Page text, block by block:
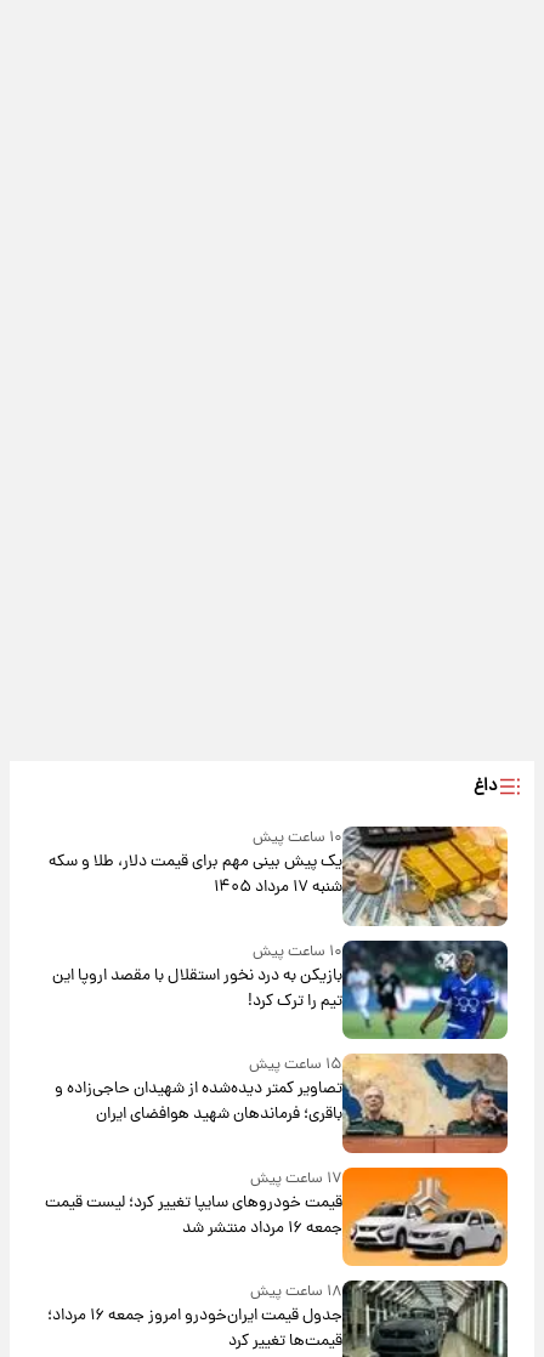
داغ
۱۰ ساعت پیش
یک پیش ‌بینی مهم برای قیمت دلار، طلا و سکه
شنبه ۱۷ مرداد ۱۴۰۵
۱۰ ساعت پیش
بازیکن به درد نخور استقلال با مقصد اروپا این
تیم را ترک کرد!
۱۵ ساعت پیش
تصاویر کمتر دیده‌شده از شهیدان حاجی‌زاده و
باقری؛ فرماندهان شهید هوافضای ایران
۱۷ ساعت پیش
قیمت خودروهای سایپا تغییر کرد؛ لیست قیمت
جمعه ۱۶ مرداد منتشر شد
۱۸ ساعت پیش
جدول قیمت ایران‌خودرو امروز جمعه ۱۶ مرداد؛
قیمت‌ها تغییر کرد